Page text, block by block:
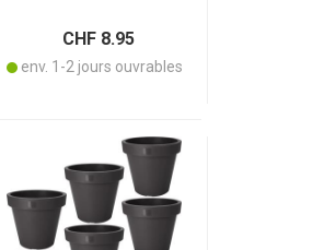
CHF 8.95
env. 1-2 jours ouvrables